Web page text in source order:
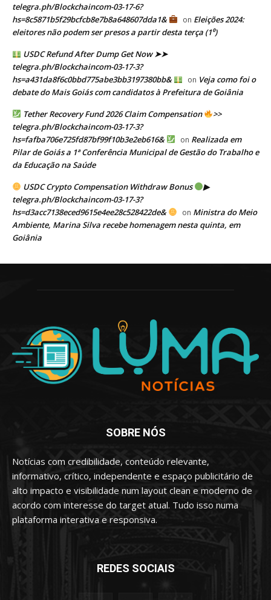
telegra.ph/Blockchaincom-03-17-6?
hs=8c5871b5f29bcfcb8e7b8a648607dda1&
on Eleições 2024:
eleitores não podem ser presos a partir desta terça (1⁰)
USDC Refund After Dump Get Now ➤➤
telegra.ph/Blockchaincom-03-17-3?
hs=a431da8f6c0bbd775abe3bb3197380bb&
on Veja como foi o
debate do Mais Goiás com candidatos à Prefeitura de Goiânia
Tether Recovery Fund 2026 Claim Compensation
>>
telegra.ph/Blockchaincom-03-17-3?
hs=fafba706e725fd87bf99f10b3e2eb616&
on Realizada em
Pilar de Goiás a 1ª Conferência Municipal de Gestão do Trabalho e
da Educação na Saúde
USDC Crypto Compensation Withdraw Bonus
▶
telegra.ph/Blockchaincom-03-17-3?
hs=d3acc7138eced9615e4ee28c528422de&
on Ministra do Meio
Ambiente, Marina Silva recebe homenagem nesta quinta, em
Goiânia
SOBRE NÓS
Notícias com credibilidade, conteúdo relevante,
informativo, crítico, independente e espaço publicitário de
alto impacto e visibilidade num layout clean e moderno de
acordo com interesse do target atual. Tudo isso numa
plataforma interativa e responsiva.
REDES SOCIAIS